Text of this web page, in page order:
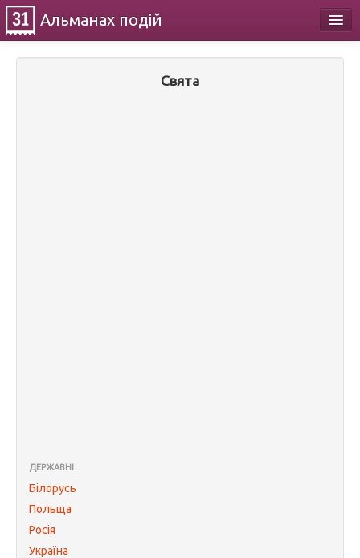
Альманах подій
Свята
ДЕРЖАВНІ
Білорусь
Польща
Росія
Україна